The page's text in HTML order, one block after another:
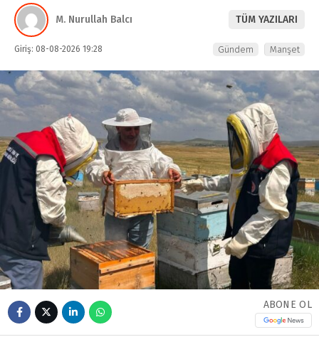
M. Nurullah Balcı TÜM YAZILARI
Giriş: 08-08-2026 19:28 Gündem Manşet
ABONE OL